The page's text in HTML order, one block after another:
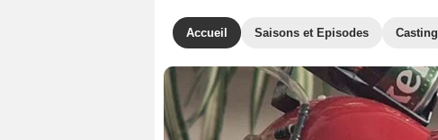
Accueil Saisons et Episodes Casting